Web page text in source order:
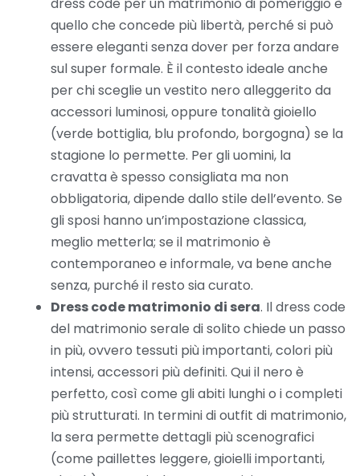
dress code per un matrimonio di pomeriggio è
quello che concede più libertà, perché si può
essere eleganti senza dover per forza andare
sul super formale. È il contesto ideale anche
per chi sceglie un vestito nero alleggerito da
accessori luminosi, oppure tonalità gioiello
(verde bottiglia, blu profondo, borgogna) se la
stagione lo permette. Per gli uomini, la
cravatta è spesso consigliata ma non
obbligatoria, dipende dallo stile dell’evento. Se
gli sposi hanno un’impostazione classica,
meglio metterla; se il matrimonio è
contemporaneo e informale, va bene anche
senza, purché il resto sia curato.
Dress code matrimonio di sera. Il dress code
del matrimonio serale di solito chiede un passo
in più, ovvero tessuti più importanti, colori più
intensi, accessori più definiti. Qui il nero è
perfetto, così come gli abiti lunghi o i completi
più strutturati. In termini di outfit di matrimonio,
la sera permette dettagli più scenografici
(come paillettes leggere, gioielli importanti,